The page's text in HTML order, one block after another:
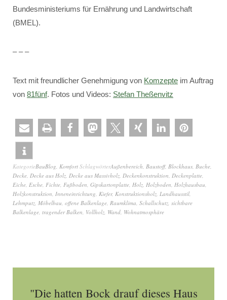
Bundesministeriums für Ernährung und Landwirtschaft
(BMEL).
– – –
Text mit freundlicher Genehmigung von Komzepte im Auftrag
von 81fünf. Fotos und Videos: Stefan Theßenvitz
KategorieBauBlog, Komfort SchlagwörterAußenbereich, Baustoff, Blockhaus, Buche,
Decke, Decke aus Holz, Decke aus Massivholz, Deckenkonstruktion, Deckenplatte,
Eiche, Esche, Fichte, Fußboden, Gipskartonplatte, Holz, Holzboden, Holzhausbau,
Holzkonstruktion, Inneneinrichtung, Kiefer, Konstruktionsholz, Landhausstil,
Lehmputz, Möbelbau, offene Balkenlage, Raumklima, Schallschutz, sichtbare
Balkenlage, tragender Balken, Vollholz, Wand, Wohnatmosphäre
"Die hatten Bock drauf dieses Haus